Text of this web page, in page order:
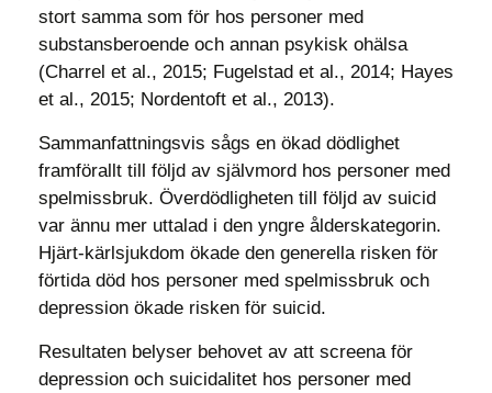
stort samma som för hos personer med
substansberoende och annan psykisk ohälsa
(Charrel et al., 2015; Fugelstad et al., 2014; Hayes
et al., 2015; Nordentoft et al., 2013).
Sammanfattningsvis sågs en ökad dödlighet
framförallt till följd av självmord hos personer med
spelmissbruk. Överdödligheten till följd av suicid
var ännu mer uttalad i den yngre ålderskategorin.
Hjärt-kärlsjukdom ökade den generella risken för
förtida död hos personer med spelmissbruk och
depression ökade risken för suicid.
Resultaten belyser behovet av att screena för
depression och suicidalitet hos personer med